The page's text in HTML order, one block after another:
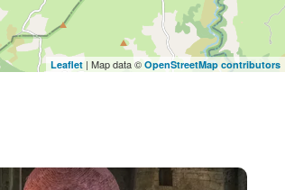
Leaflet | Map data © OpenStreetMap contributors